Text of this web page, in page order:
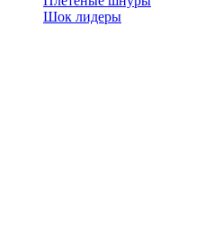
Шок лидеры